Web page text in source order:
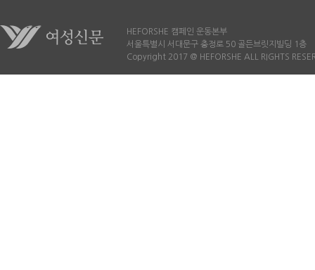
받고 있으며, 동의를 거
HEFORSHE 캠페인 운동본부
서울특별시 서대문구 충정로 50 골든브릿지빌딩 1층
Copyright 2017 @ HEFORSHE ALL RIGHTS